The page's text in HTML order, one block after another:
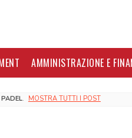
AMMINISTRAZIONE E
PADEL. MOSTRA TUTTI I POST